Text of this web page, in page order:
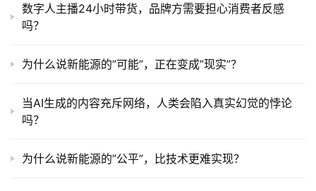
数字人主播24小时带货，品牌方需要担心消费者反感
吗？
为什么说新能源的”可能”，正在变成”现实”？
当AI生成的内容充斥网络，人类会陷入真实幻觉的悖论
吗？
为什么说新能源的”公平”，比技术更难实现？